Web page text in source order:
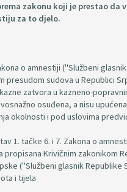
zakonu koji je prestao
za to djelo.
o amnestiji ("Službeni
presudom sudova u Republici
zatvora u kazneno-
osuđena, a nisu
okolnosti i pod uslovima
1. tačke 6. i 7. Zakona o
propisana Krivičnim zakonikom
("Službeni glasnik
i tijela